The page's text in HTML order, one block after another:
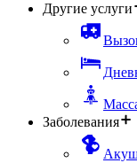
Другие услуги
Заболевания